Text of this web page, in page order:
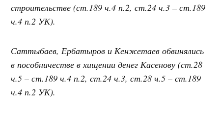
строительстве (ст.189 ч.4 п.2, ст.24 ч.3 – ст.189
ч.4 п.2 УК).
Саттыбаев, Ербатыров и Кенжетаев обвинялись
в пособничестве в хищении денег Касенову (ст.28
ч.5 – ст.189 ч.4 п.2, ст.24 ч.3, ст.28 ч.5 – ст.189
ч.4 п.2 УК).